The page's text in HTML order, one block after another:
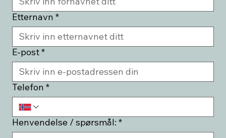
Etternavn *
E-post*
Telefon *
Henvendelse / spørsmål: *